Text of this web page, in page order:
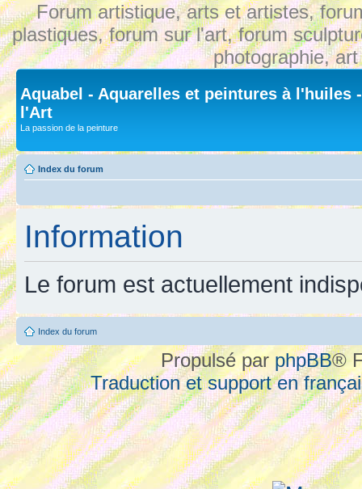
Forum artistique, arts et artistes,
plastiques, forum sur l'art, forum
photographie,
Aquabel - Aquarelles et peintures à l'huiles
l'Art
La passion de la peinture
Index du forum
Information
Le forum est actuellement
Index du forum
Propulsé par phpBB®
Traduction et support en